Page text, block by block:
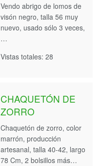
Vendo abrigo de lomos de
visón negro, talla 56 muy
nuevo, usado sólo 3 veces,
…
Vistas totales: 28
CHAQUETÓN DE
ZORRO
Chaquetón de zorro, color
marrón, producción
artesanal, talla 40-42, largo
78 Cm, 2 bolsillos más…